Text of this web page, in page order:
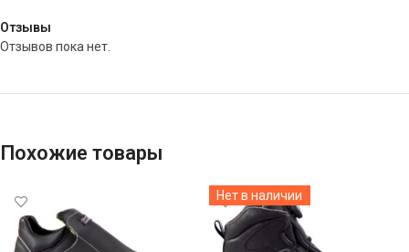
Отзывы
Отзывов пока нет.
Похожие товары
Нет в наличии